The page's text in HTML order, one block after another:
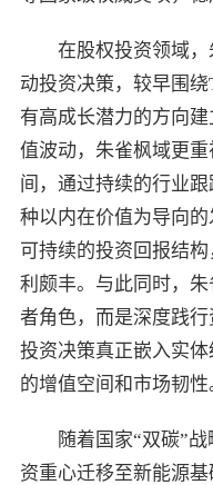
在股权投资领域
动投资决策，较早围
有高成长潜力的方向
值波动，朱雀枫域更
间，通过持续的行业
种以内在价值为导向
可持续的投资回报结
利颇丰。与此同时，
者角色，而是深度践
投资决策真正嵌入实
的增值空间和市场韧性
随着国家“双碳”
资重心迁移至新能源